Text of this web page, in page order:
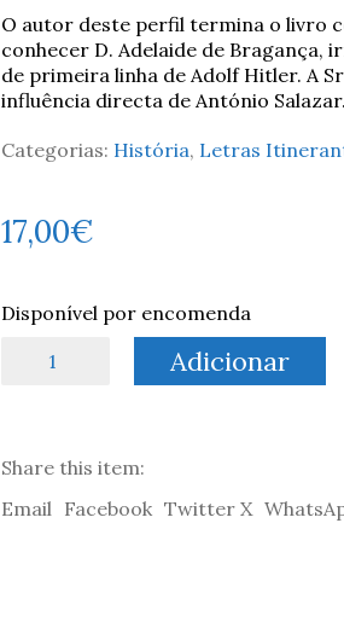
O autor deste perfil termina o livro
conhecer D. Adelaide de Bragança,
de primeira linha de Adolf Hitler. A
influência directa de António Salazar.
Categorias: História, Letras
17,00€
Disponível por encomenda
o
Rei
Adicionar
Share this item:
Email Facebook Twitter X